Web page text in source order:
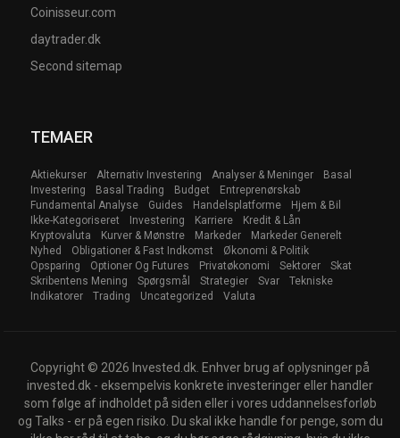
Coinisseur.com
daytrader.dk
Second sitemap
TEMAER
Aktiekurser Alternativ Investering Analyser & Meninger
Basal
Investering
Basal Trading Budget
Entreprenørskab
Fundamental Analyse
Guides Handelsplatforme
Hjem & Bil
Ikke-Kategoriseret
Investering Karriere
Kredit & Lån
Kryptovaluta
Kurver & Mønstre Markeder
Markeder Generelt
Nyhed
Obligationer & Fast Indkomst
Økonomi & Politik
Opsparing
Optioner Og Futures Privatøkonomi Sektorer
Skat
Skribentens Mening
Spørgsmål Strategier Svar
Tekniske
Indikatorer
Trading Uncategorized Valuta
Copyright © 2026 Invested.dk. Enhver brug af oplysninger på
invested.dk - eksempelvis konkrete investeringer eller handler
som følge af indholdet på siden eller i vores uddannelsesforløb
og Talks - er på egen risiko. Du skal ikke handle for penge, som du